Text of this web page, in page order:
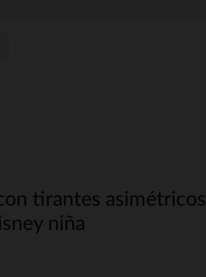
tirantes asimétricos
niña